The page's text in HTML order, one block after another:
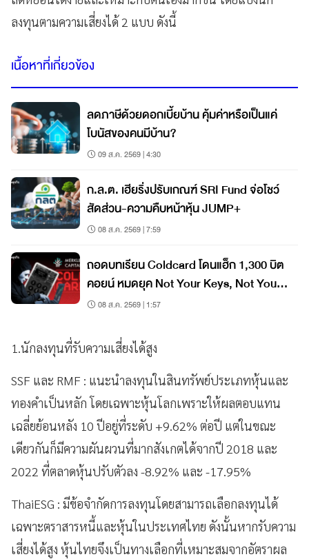
ลงทุนตามความเสี่ยงได้ 2 แบบ ดังนี้
เนื้อหาที่เกี่ยวข้อง
ลดภาษีด้วยดอกเบี้ยบ้าน คุ้มค่าหรือเป็นแค่
โบนัสของคนมีบ้าน?
09 ส.ค. 2569 | 4:30
ก.ล.ต. เฮียริ่งปรับเกณฑ์ SRI Fund จ่อโชว์
สัดส่วน-ความคืบหน้าหุ้น JUMP+
08 ส.ค. 2569 | 7:59
ถอดบทเรียน Coldcard โดนแฮ็ก 1,300 บิต
คอยน์ หมดยุค Not Your Keys, Not Your
Coins?
08 ส.ค. 2569 | 1:57
1.นักลงทุนที่รับความเสี่ยงได้สูง
SSF และ RMF : แนะนำลงทุนในสินทรัพย์ประเภทหุ้นและ
ทองคำเป็นหลัก โดยเฉพาะหุ้นโลกเพราะให้ผลตอบแทน
เฉลี่ยย้อนหลัง 10 ปีอยู่ที่ระดับ +9.62% ต่อปี แต่ในขณะ
เดียวกันก็มีความผันผวนที่มากสังเกตได้จากปี 2018 และ
2022 ที่ตลาดหุ้นปรับตัวลง -8.92% และ -17.95%
ThaiESG : มีข้อจำกัดการลงทุนโดยสามารถเลือกลงทุนได้
เฉพาะตราสารหนี้และหุ้นในประเทศไทย ดังนั้นหากรับความ
เสี่ยงได้สูง หุ้นไทยจึงเป็นทางเลือกที่เหมาะสมจากอัตราผล